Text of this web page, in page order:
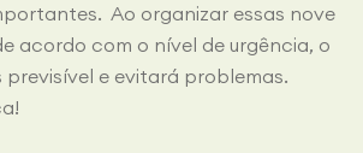
Ao organizar essas nove
acordo com o nível de urgência, o
previsível e evitará problemas.